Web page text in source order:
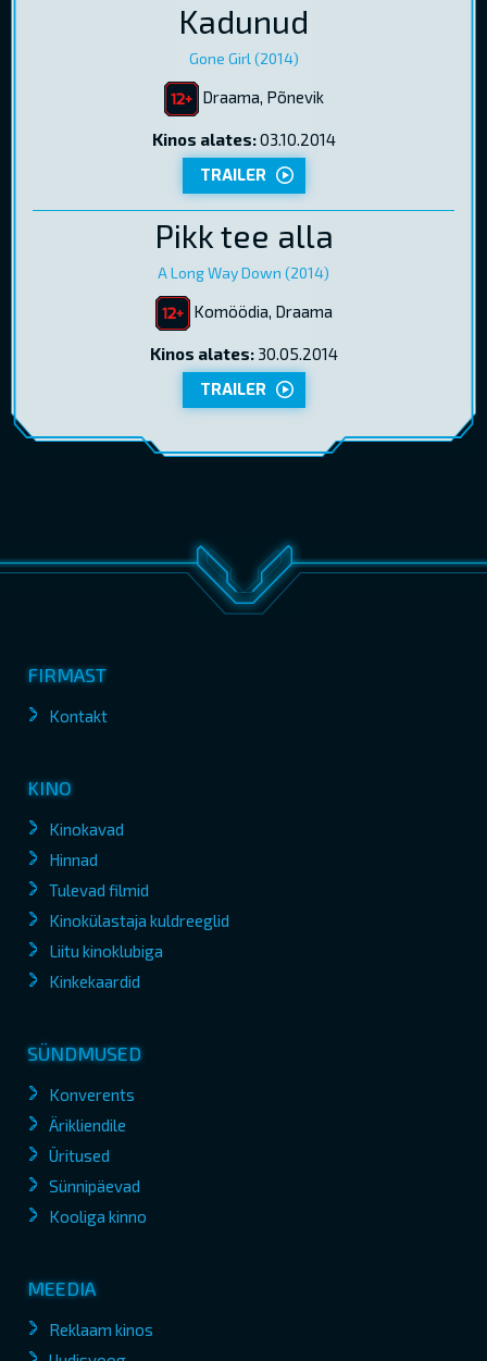
Kadunud
Gone Girl (2014)
Draama, Põnevik
Kinos alates:03.10.2014
TRAILER
Pikk tee alla
A Long Way Down (2014)
Komöödia, Draama
Kinos alates:30.05.2014
TRAILER
FIRMAST
Kontakt
KINO
Kinokavad
Hinnad
Tulevad filmid
Kinokülastaja kuldreeglid
Liitu kinoklubiga
Kinkekaardid
SÜNDMUSED
Konverents
Ärikliendile
Üritused
Sünnipäevad
Kooliga kinno
MEEDIA
Reklaam kinos